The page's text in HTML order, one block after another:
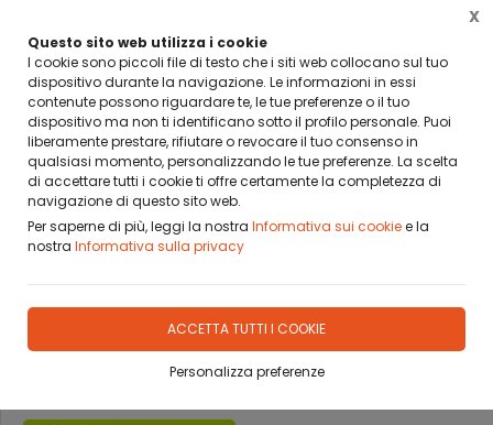
Questo sito web utilizza i cookie
I cookie sono piccoli file di testo che i siti web collocano sul tuo
dispositivo durante la navigazione. Le informazioni in essi
contenute possono riguardare te, le tue preferenze o il tuo
dispositivo ma non ti identificano sotto il profilo personale. Puoi
liberamente prestare, rifiutare o revocare il tuo consenso in
qualsiasi momento, personalizzando le tue preferenze. La scelta
di accettare tutti i cookie ti offre certamente la completezza di
navigazione di questo sito web.
Per saperne di più, leggi la nostra Informativa sui cookiee la
nostra Informativa sulla privacy
ACCETTA TUTTI I COOKIE
Personalizza preferenze
X
DA OGGI PUOI PAGARE CON BANCA SELLA PAY BY LINK
Home Prodotti CARTE SICILIANE
CARTE SICILIANE
MASENGHINI N° 15 PRO
DISPONIBILITÀ IMMEDIATA